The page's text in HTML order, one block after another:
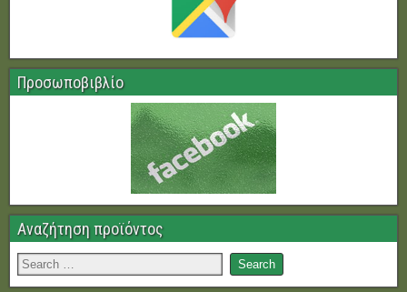
Προσωποβιβλίο
Αναζήτηση προϊόντος